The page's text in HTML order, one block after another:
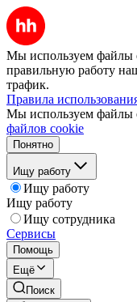
Мы используем файлы
правильную работу
трафик.
Правила
Мы используем файлы
файлов cookie
Понятно
Ищу работу
Ищу работу
Ищу работу
Ищу сотрудника
Сервисы
Помощь
Ещё
Поиск